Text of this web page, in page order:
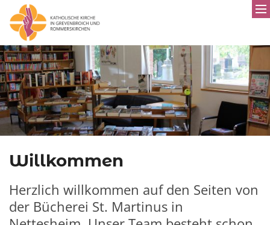
Willkommen
Herzlich willkommen auf den Seiten von
der Bücherei St. Martinus in